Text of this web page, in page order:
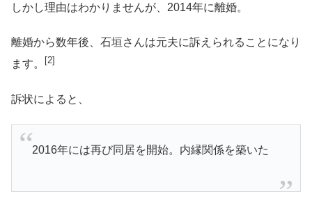
しかし理由はわかりませんが、 2014年に離婚。
離婚から数年後、石垣さんは元夫に訴えられることになり
ます。
[2]
訴状によると、
2016年には再び同居を開始。内縁関係を築いた